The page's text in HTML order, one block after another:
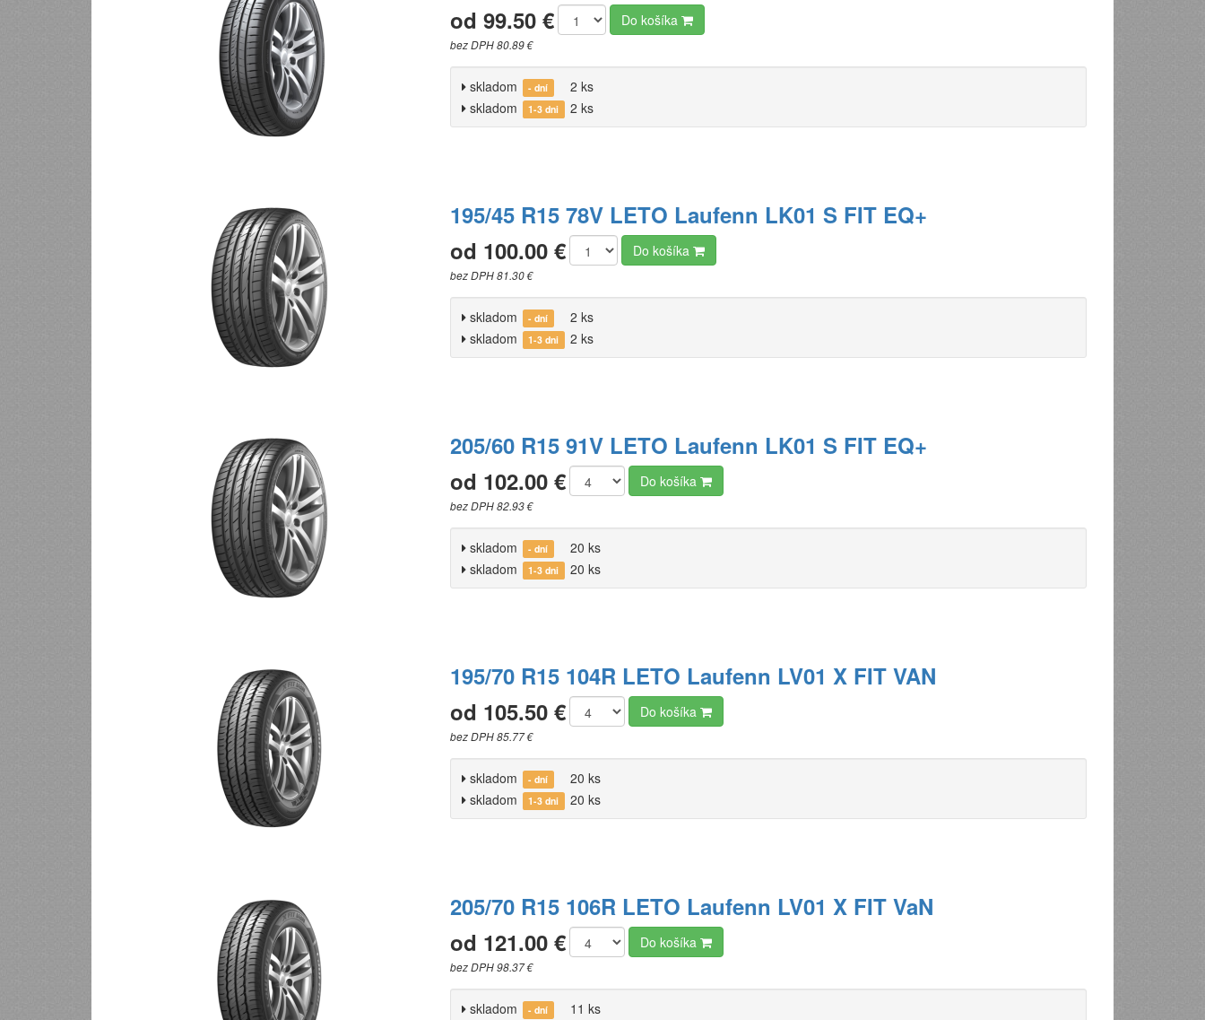
od 99.50 €
bez DPH 80.89 €
Do košíka
skladom - dní
2 ks
skladom
1-3 dni 2 ks
195/45 R15 78V LETO Laufenn LK01 S FIT EQ+
od 100.00 €
bez DPH 81.30 €
Do košíka
skladom - dní
2 ks
skladom
1-3 dni 2 ks
205/60 R15 91V LETO Laufenn LK01 S FIT EQ+
od 102.00 €
bez DPH 82.93 €
Do košíka
skladom - dní
20 ks
skladom
1-3 dni 20 ks
195/70 R15 104R LETO Laufenn LV01 X FIT VAN
od 105.50 €
bez DPH 85.77 €
Do košíka
skladom - dní
20 ks
skladom
1-3 dni 20 ks
205/70 R15 106R LETO Laufenn LV01 X FIT VaN
od 121.00 €
bez DPH 98.37 €
Do košíka
skladom - dní
11 ks